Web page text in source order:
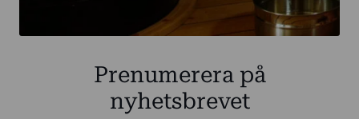
Prenumerera på
nyhetsbrevet